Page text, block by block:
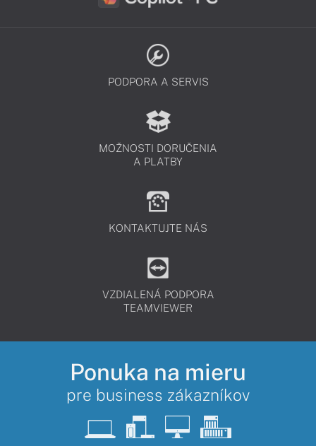
PODPORA A SERVIS
MOŽNOSTI DORUČENIA
A PLATBY
KONTAKTUJTE NÁS
VZDIALENÁ PODPORA
TEAMVIEWER
Ponuka na mieru
pre business zákazníkov